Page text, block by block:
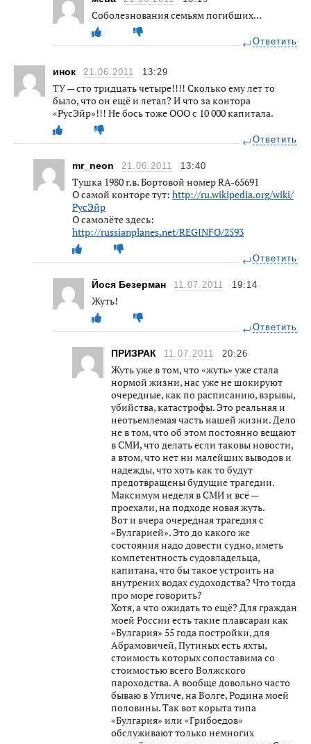
Соболезнования семьям погибших…
Ответить
инок 21.06.2011 13:29
ТУ — сто тридцать четыре!!!! Сколько ему лет то
было, что он ещё и летал? И что за контора
«РусЭйр»!!! Не бось тоже ООО с 10 000 капитала.
Ответить
mr_neon 21.06.2011 13:40
Тушка 1980 г.в. Бортовой номер RA-65691
О самой конторе тут: http://ru.wikipedia.org/wiki/
РусЭйр
О самолёте здесь:
http://russianplanes.net/REGINFO/2593
Ответить
Йося Безерман 11.07.2011 19:14
Жуть!
Ответить
ПРИЗРАК 11.07.2011 20:26
Жуть уже в том, что «жуть» уже стала
нормой жизни, нас уже не шокируют
очередные, как по расписанию, взрывы,
убийства, катастрофы. Это реальная и
неотьемлемая часть нашей жизни. Дело
не в том, что об этом постоянно вещают
в СМИ, что делать если таковы новости,
а втом, что нет ни малейших выводов и
надежды, что хоть как то будут
предотвращены будущие трагедии.
Максимум неделя в СМИ и всё —
проехали, на подходе новая жуть.
Вот и вчера очередная трагедия с
«Булгарией». Это до какого же
состояния надо довести судно, иметь
компетентность судовладельца,
капитана, что бы такое устроить на
внутрених водах судоходства? Что тогда
про море говорить?
Хотя, а что ожидать то ещё? Для граждан
моей России есть такие плавсараи как
«Булгария» 55 года постройки, для
Абрамовичей, Путиных есть яхты,
стоимость которых сопоставима со
стоимостью всего Волжского
пароходства. А вообще довольно часто
бываю в Угличе, на Волге, Родина моей
половины. Так вот корыта типа
«Булгария» или «Грибоедов»
обслуживают только немногих